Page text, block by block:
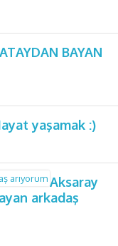
BAYAN
yaşamak :)
Aksaray
arkadaş